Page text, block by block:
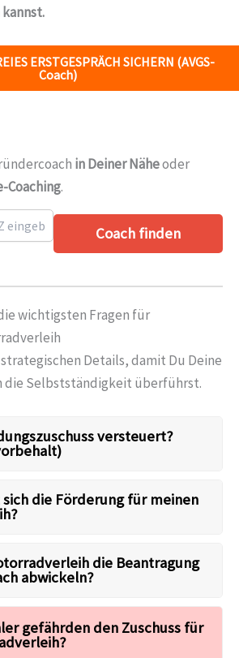
ERSTGESPRÄCH SICHERN (AVGS-
Coach)
in Deiner Näheoder
Coaching.
Coach finden
wichtigsten Fragen für
Details, damit Du Deine
die Selbstständigkeit überführst.
versteuert?
die Förderung für meinen
die Beantragung
abwickeln?
gefährden den Zuschuss für